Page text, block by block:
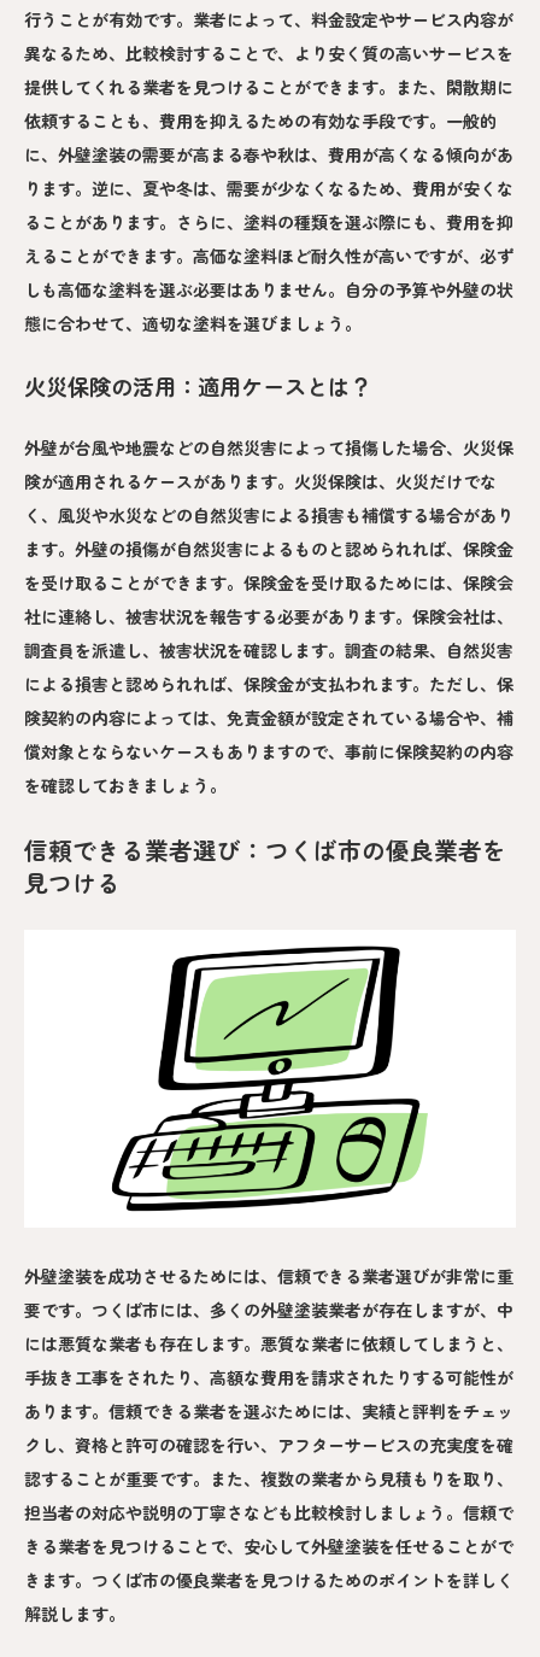
行うことが有効です。業者によって、料金設定やサービス内容が
異なるため、比較検討することで、より安く質の高いサービスを
提供してくれる業者を見つけることができます。また、閑散期に
依頼することも、費用を抑えるための有効な手段です。一般的
に、外壁塗装の需要が高まる春や秋は、費用が高くなる傾向があ
ります。逆に、夏や冬は、需要が少なくなるため、費用が安くな
ることがあります。さらに、塗料の種類を選ぶ際にも、費用を抑
えることができます。高価な塗料ほど耐久性が高いですが、必ず
しも高価な塗料を選ぶ必要はありません。自分の予算や外壁の状
態に合わせて、適切な塗料を選びましょう。
火災保険の活用：適用ケースとは？
外壁が台風や地震などの自然災害によって損傷した場合、火災保
険が適用されるケースがあります。火災保険は、火災だけでな
く、風災や水災などの自然災害による損害も補償する場合があり
ます。外壁の損傷が自然災害によるものと認められれば、保険金
を受け取ることができます。保険金を受け取るためには、保険会
社に連絡し、被害状況を報告する必要があります。保険会社は、
調査員を派遣し、被害状況を確認します。調査の結果、自然災害
による損害と認められれば、保険金が支払われます。ただし、保
険契約の内容によっては、免責金額が設定されている場合や、補
償対象とならないケースもありますので、事前に保険契約の内容
を確認しておきましょう。
信頼できる業者選び：つくば市の優良業者を
見つける
外壁塗装を成功させるためには、信頼できる業者選びが非常に重
要です。つくば市には、多くの外壁塗装業者が存在しますが、中
には悪質な業者も存在します。悪質な業者に依頼してしまうと、
手抜き工事をされたり、高額な費用を請求されたりする可能性が
あります。信頼できる業者を選ぶためには、実績と評判をチェッ
クし、資格と許可の確認を行い、アフターサービスの充実度を確
認することが重要です。また、複数の業者から見積もりを取り、
担当者の対応や説明の丁寧さなども比較検討しましょう。信頼で
きる業者を見つけることで、安心して外壁塗装を任せることがで
きます。つくば市の優良業者を見つけるためのポイントを詳しく
解説します。